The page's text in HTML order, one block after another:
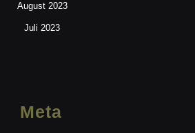
August 2023
Juli 2023
Meta